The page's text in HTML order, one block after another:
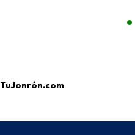
TuJonrón.com